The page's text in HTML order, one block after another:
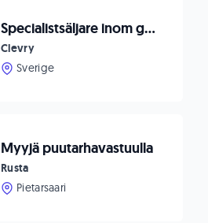
Specialistsäljare inom geoteknik till Dahl
Clevry
Sverige
Myyjä puutarhavastuulla
Rusta
Pietarsaari